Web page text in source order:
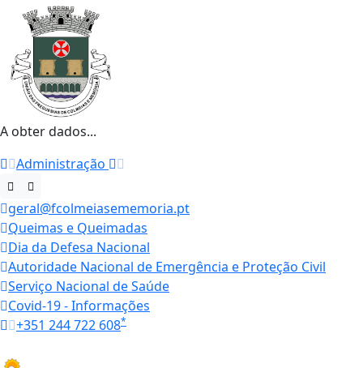
A obter dados...
Administração
geral@fcolmeiasememoria.pt
Queimas e Queimadas
Dia da Defesa Nacional
Autoridade Nacional de Emergência e Proteção Civil
Serviço Nacional de Saúde
Covid-19 - Informações
+351 244 722 608*